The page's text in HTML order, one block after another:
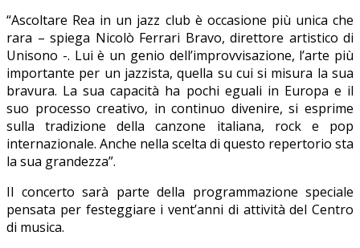
“Ascoltare Rea in un jazz club è occasione più unica che
rara – spiega Nicolò Ferrari Bravo, direttore artistico di
Unisono -. Lui è un genio dell’improvvisazione, l’arte più
importante per un jazzista, quella su cui si misura la sua
bravura. La sua capacità ha pochi eguali in Europa e il
suo processo creativo, in continuo divenire, si esprime
sulla tradizione della canzone italiana, rock e pop
internazionale. Anche nella scelta di questo repertorio sta
la sua grandezza”.
Il concerto sarà parte della programmazione speciale
pensata per festeggiare i vent’anni di attività del Centro
di musica.